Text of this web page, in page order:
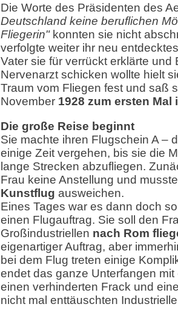
Die Worte des Präsidenten des
Deutschland keine beruflichen
Fliegerin"konnten sie nicht
verfolgte weiter ihr neu
Vater sie für verrückt erklärte und
Nervenarzt schicken wollte hielt
Traum vom Fliegen fest und saß
November 1928 zum ersten Mal
Die große Reise beginnt
Sie machte ihren Flugschein A –
einige Zeit vergehen, bis sie die
lange Strecken abzufliegen.
Frau keine Anstellung und
Kunstflug ausweichen.
Eines Tages war es dann doch
einen Flugauftrag. Sie soll den
Großindustriellen nach Rom
eigenartiger Auftrag, aber
bei dem Flug treten einige
endet das ganze Unterfangen
einen verhinderten Frack und
nicht mal enttäuschten